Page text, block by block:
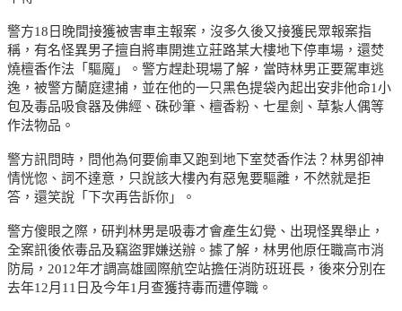
警方18日晚間接獲被害車主報案，沒多久後又接獲民眾報案指
稱，有名怪異男子擅自將車開進立莊路某大樓地下停車場，還焚
燒檀香作法「驅魔」。警方趕赴現場了解，當時林男正要駕車逃
逸，被警方蘭庭逮捕，並在他的一只黑色提袋內起出安非他命1小
包及毒品吸食器及佛經、硃砂筆、檀香粉、七星劍、草紮人偶等
作法物品。
警方訊問時，問他為何要偷車又跑到地下室焚香作法？林男卻神
情恍惚、詞不達意，只說該大樓內有惡鬼要驅離，不然就是拒
答，還笑說「下次再告訴你」。
警方傻眼之際，研判林男是吸毒才會產生幻覺、出現怪異舉止，
全案訊後依毒品及竊盜罪嫌送辦。據了解，林男他原任職高市消
防局，2012年才調高雄國際航空站擔任消防班班長，後來分別在
去年12月11日及今年1月查獲持毒而遭停職。